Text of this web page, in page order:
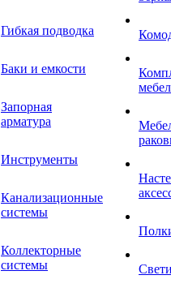
Гибкая подводка
Баки и емкости
Запорная
арматура
Инструменты
Канализационные
системы
Коллекторные
системы